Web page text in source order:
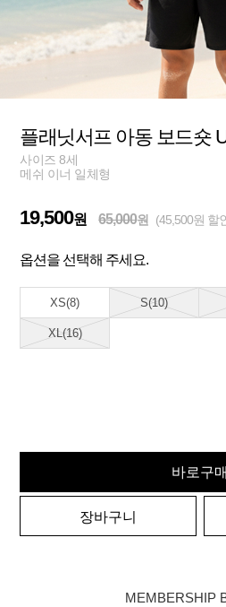
플래닛서프 아동 보드숏
사이즈 8세
메쉬 이너 일체형
19,500원 65,000원 (45,500원 할
옵션을 선택해 주세요.
XS(8) S(10)
XL(16)
바로구매
장바구니
MEMBERSHIP